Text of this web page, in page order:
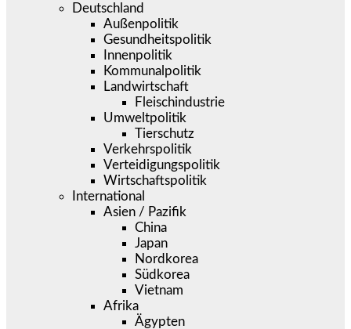
Deutschland
Außenpolitik
Gesundheitspolitik
Innenpolitik
Kommunalpolitik
Landwirtschaft
Fleischindustrie
Umweltpolitik
Tierschutz
Verkehrspolitik
Verteidigungspolitik
Wirtschaftspolitik
International
Asien / Pazifik
China
Japan
Nordkorea
Südkorea
Vietnam
Afrika
Ägypten